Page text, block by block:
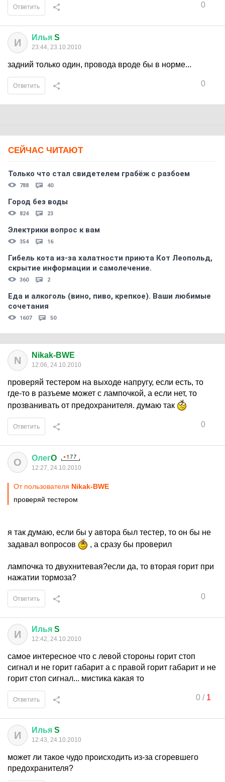
0
Ответить
И Илья S
23:44, 23.10.2010
задний только один, провода вроде бы в норме...
0
Ответить
СЕЙЧАС ЧИТАЮТ
Только что стал свидетелем грабёж с разбоем
788 40
Город без воды
824 23
Электрики вопрос к вам
354 16
Гибель кота из-за халатности приюта Кот Леопольд,
скрытиe информации и самолечение.
360 2
Еда и алкоголь (вино, пиво, крепкое). Ваши любимые
сочетания
1607 50
N Nikak-BWE
12:06, 24.10.2010
проверяй тестером на выходе напругу, если есть, то
где-то в разъеме может с лампочкой, а если нет, то
прозванивать от предохранителя. думаю так
0
Ответить
О ОлегO
12:27, 24.10.2010
От пользователя Nikak-BWE
проверяй тестером
я так думаю, если бы у автора был тестер, то он бы не
задавал вопросов
, а сразу бы проверил
лампочка то двухнитевая?если да, то вторая горит при
нажатии тормоза?
0
Ответить
И Илья S
12:42, 24.10.2010
самое интересное что с левой стороны горит стоп
сигнал и не горит габарит а с правой горит габарит и не
горит стоп сигнал... мистика какая то
0/ 1
Ответить
И Илья S
12:43, 24.10.2010
может ли такое чудо происходить из-за сгоревшего
предохранителя?